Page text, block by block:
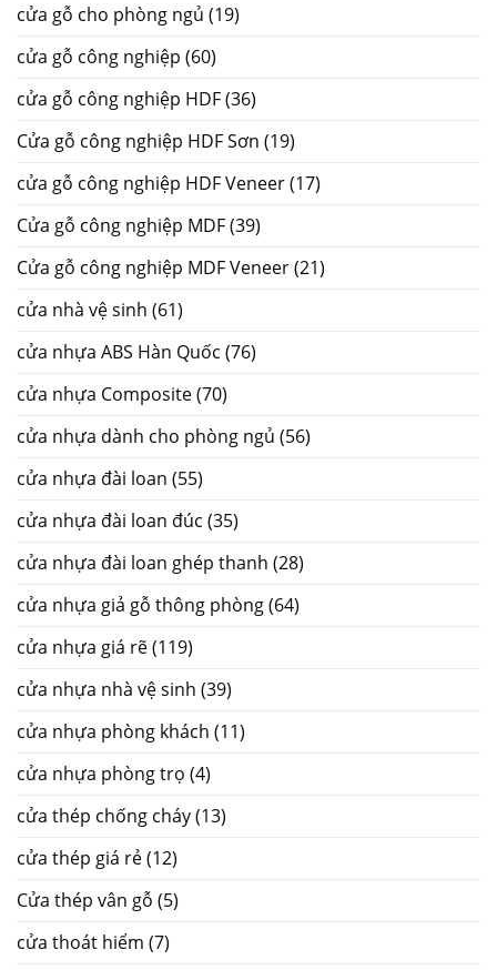
cửa gỗ cho phòng ngủ (19)
cửa gỗ công nghiệp (60)
cửa gỗ công nghiệp HDF(36)
Cửa gỗ công nghiệp HDF Sơn (19)
cửa gỗ công nghiệp HDF Veneer(17)
Cửa gỗ công nghiệp MDF(39)
Cửa gỗ công nghiệp MDF Veneer(21)
cửa nhà vệ sinh (61)
cửa nhựa ABS Hàn Quốc (76)
cửa nhựa Composite(70)
cửa nhựa dành cho phòng ngủ (56)
cửa nhựa đài loan (55)
cửa nhựa đài loan đúc (35)
cửa nhựa đài loan ghép thanh (28)
cửa nhựa giả gỗ thông phòng(64)
cửa nhựa giá rẽ(119)
cửa nhựa nhà vệ sinh (39)
cửa nhựa phòng khách (11)
cửa nhựa phòng trọ (4)
cửa thép chống cháy(13)
cửa thép giá rẻ(12)
Cửa thép vân gỗ (5)
cửa thoát hiểm (7)